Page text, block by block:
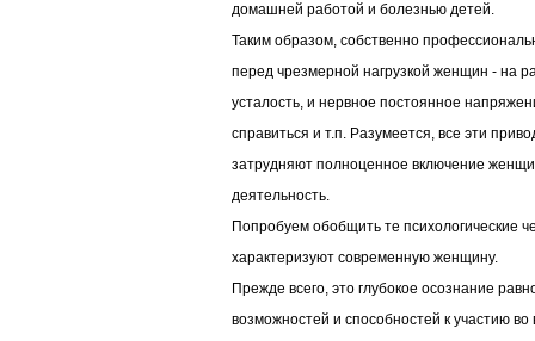
домашней работой и болезнью детей.
Таким образом, собственно
перед чрезмерной нагрузкой женщин - на
усталость, и нервное постоянное
справиться и т.п. Разумеется, все эти
затрудняют полноценное включение
деятельность.
Попробуем обобщить те психологические
характеризуют современную женщину.
Прежде всего, это глубокое осознание
возможностей и способностей к участию